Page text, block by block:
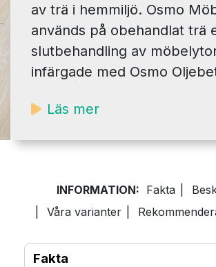
av trä i hemmiljö. Osmo
används på obehandlat trä
slutbehandling av
infärgade med Osmo
Läs mer
INFORMATION: Fakta
Våra varianter
Fakta